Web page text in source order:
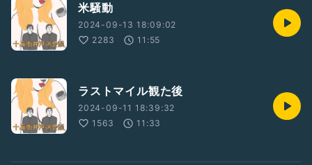
米騒動
2024-09-13 18:09:02
2283
11:55
ラストマイル観た後
2024-09-11 18:39:32
1563
11:33